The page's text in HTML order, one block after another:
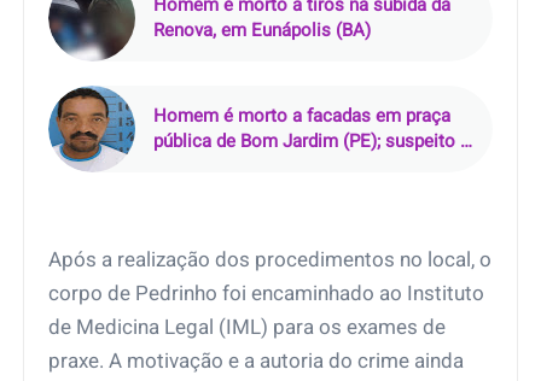
Homem é morto a tiros na subida da
Renova, em Eunápolis (BA)
Homem é morto a facadas em praça
pública de Bom Jardim (PE); suspeito é
Após a realização dos procedimentos no local, o
corpo de Pedrinho foi encaminhado ao Instituto
de Medicina Legal (IML) para os exames de
praxe. A motivação e a autoria do crime ainda